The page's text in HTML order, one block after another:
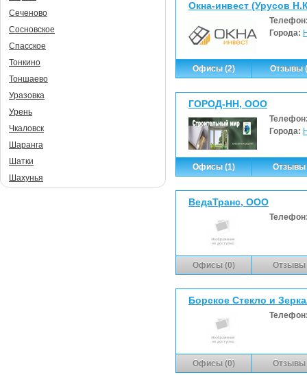
Окна-инвест (Урусов
Города:
Офисы (2) Отзывы
ГОРОД-НН, ООО
Города:
Офисы (1) Отзывы
ВедаТранс, ООО
Офисы (0) Отзывы
Борское Стекло и
Офисы (0) Отзывы
Сеченово
Сосновское
Спасское
Тонкино
Тоншаево
Уразовка
Урень
Чкаловск
Шаранга
Шатки
Шахунья